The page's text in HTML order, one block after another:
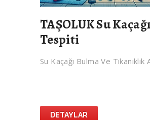
TAŞOLUK Su Kaçağı
Tespiti
Su Kaçağı Bulma Ve Tıkanıklık
DETAYLAR